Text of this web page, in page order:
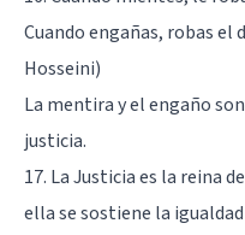
Cuando engañas, robas el
Hosseini)
La mentira y el engaño
justicia.
17. La Justicia es la reina
ella se sostiene la